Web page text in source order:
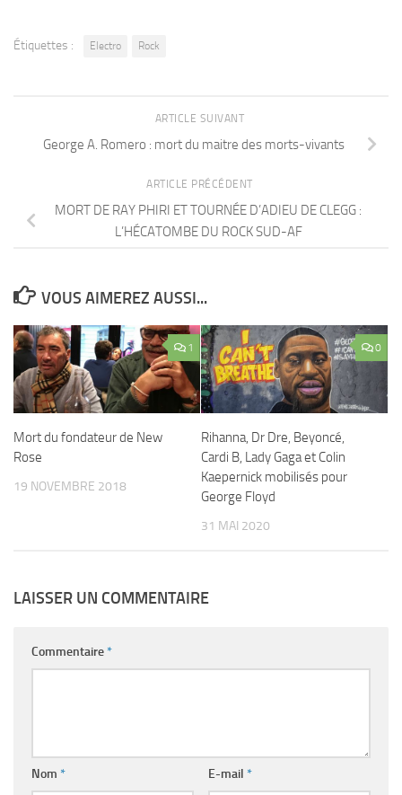
Étiquettes : Electro Rock
ARTICLE SUIVANT
George A. Romero : mort du maitre des morts-vivants
ARTICLE PRÉCÉDENT
MORT DE RAY PHIRI ET TOURNÉE D’ADIEU DE CLEGG :
L’HÉCATOMBE DU ROCK SUD-AF
VOUS AIMEREZ AUSSI...
1
Mort du fondateur de New
Rose
19 NOVEMBRE 2018
0
Rihanna, Dr Dre, Beyoncé,
Cardi B, Lady Gaga et Colin
Kaepernick mobilisés pour
George Floyd
31 MAI 2020
LAISSER UN COMMENTAIRE
Commentaire*
Nom * E-mail *